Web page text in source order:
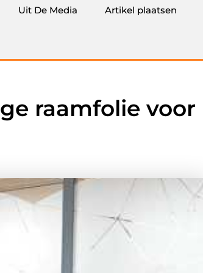
Uit De Media Artikel plaatsen
raamfolie voor